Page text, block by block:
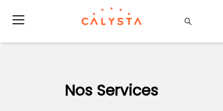
Nos Services